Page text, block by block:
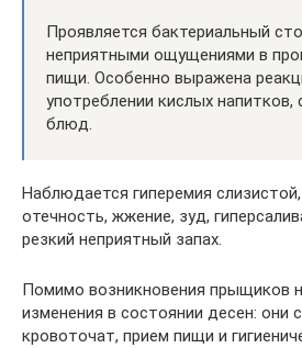
Проявляется бактериальный
неприятными ощущениями в
пищи. Особенно выражена
употреблении кислых напитков,
блюд.
Наблюдается гиперемия
отечность, жжение, зуд,
резкий неприятный запах.
Помимо возникновения прыщиков
изменения в состоянии десен: они
кровоточат, прием пищи и